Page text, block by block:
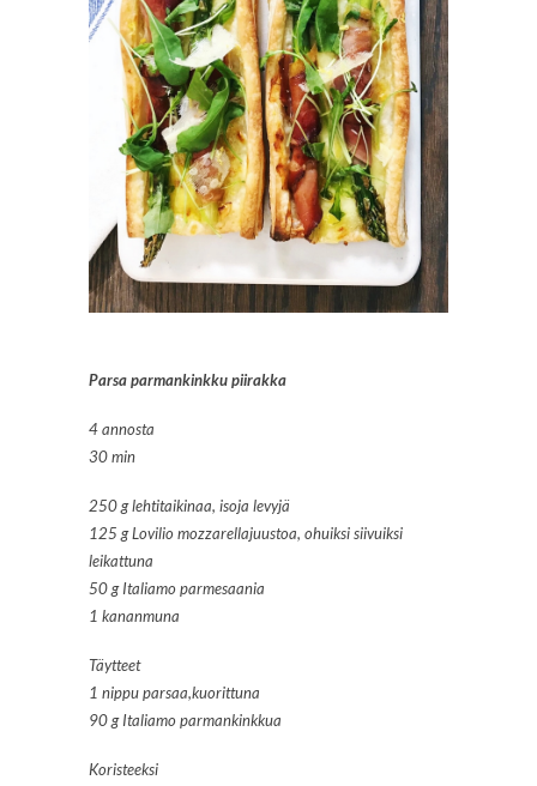
Parsa parmankinkku piirakka
4 annosta
30 min
250 g lehtitaikinaa, isoja levyjä
125 g Lovilio mozzarellajuustoa, ohuiksi siivuiksi
leikattuna
50 g Italiamo parmesaania
1 kananmuna
Täytteet
1 nippu parsaa,kuorittuna
90 g Italiamo parmankinkkua
Koristeeksi